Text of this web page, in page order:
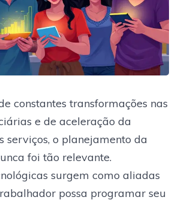
constantes transformações nas
e de aceleração da
serviços, o planejamento da
foi tão relevante.
surgem como aliadas
possa programar seu